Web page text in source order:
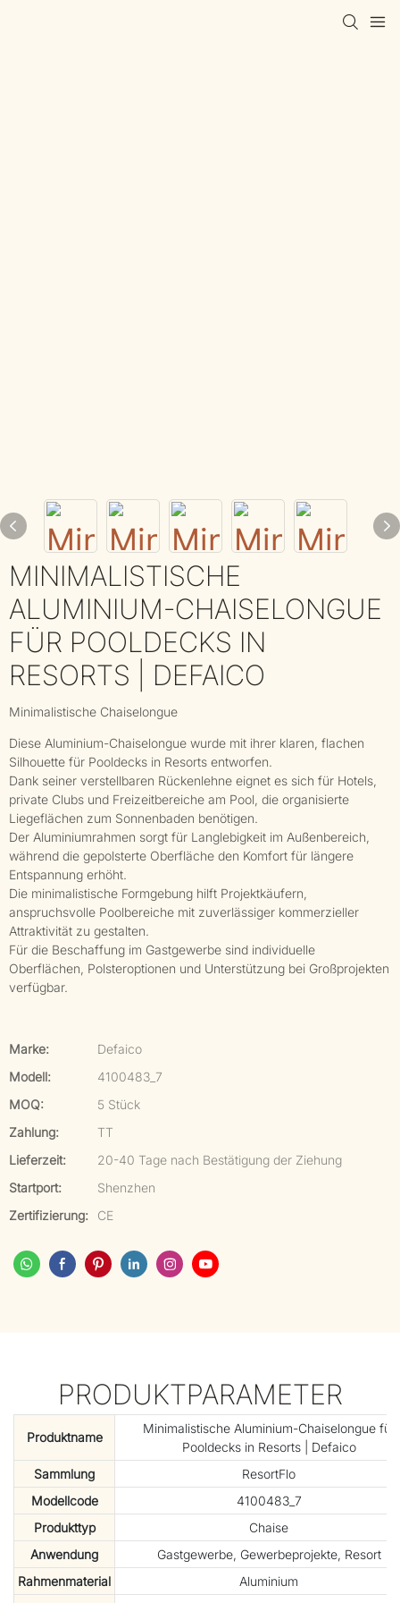
MINIMALISTISCHE
ALUMINIUM-CHAISELONGUE
FÜR POOLDECKS IN
RESORTS | DEFAICO
Minimalistische Chaiselongue
Diese Aluminium-Chaiselongue wurde mit ihrer klaren, flachen
Silhouette für Pooldecks in Resorts entworfen.
Dank seiner verstellbaren Rückenlehne eignet es sich für Hotels,
private Clubs und Freizeitbereiche am Pool, die organisierte
Liegeflächen zum Sonnenbaden benötigen.
Der Aluminiumrahmen sorgt für Langlebigkeit im Außenbereich,
während die gepolsterte Oberfläche den Komfort für längere
Entspannung erhöht.
Die minimalistische Formgebung hilft Projektkäufern,
anspruchsvolle Poolbereiche mit zuverlässiger kommerzieller
Attraktivität zu gestalten.
Für die Beschaffung im Gastgewerbe sind individuelle
Oberflächen, Polsteroptionen und Unterstützung bei Großprojekten
verfügbar.
Marke:
Defaico
Modell:
4100483_7
MOQ:
5 Stück
Zahlung:
TT
Lieferzeit:
20-40 Tage nach Bestätigung der Ziehung
Startport:
Shenzhen
Zertifizierung:
CE
PRODUKTPARAMETER
Produktname
Minimalistische Aluminium-Chaiselongue für
Pooldecks in Resorts | Defaico
Sammlung
ResortFlo
Modellcode
4100483_7
Produkttyp
Chaise
Anwendung
Gastgewerbe, Gewerbeprojekte, Resort
Rahmenmaterial
Aluminium